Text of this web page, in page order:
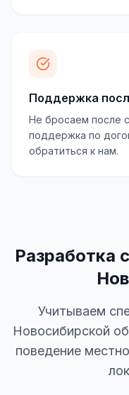
Поддержка
Не бросаем после
поддержка по
обратиться к нам.
Разработка
Учитываем
Новосибирской
поведение